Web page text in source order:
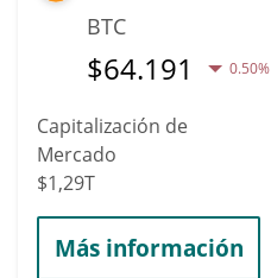
BTC
$64.191 0.50%
Capitalización de
Mercado
$1,29T
Más información